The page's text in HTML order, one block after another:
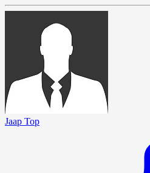
Jaap Top